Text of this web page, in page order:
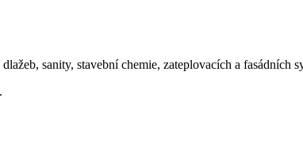
sanity, stavební chemie, zateplovacích a fasádních